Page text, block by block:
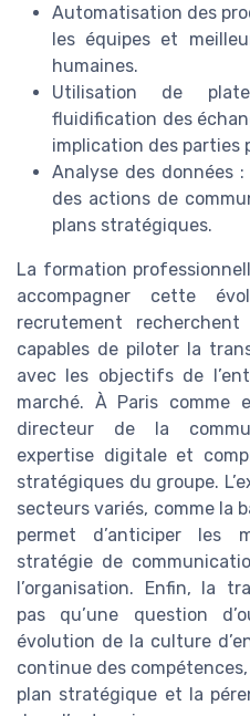
Automatisation des
les équipes et
humaines.
Utilisation de
fluidification des
implication des parties
Analyse des données
des actions de
plans stratégiques.
La formation
accompagner cette
recrutement
capables de piloter la
avec les objectifs de
marché. À Paris comme
directeur de la
expertise digitale et
stratégiques du groupe.
secteurs variés, comme la
permet d’anticiper les
stratégie de
l’organisation. Enfin, la
pas qu’une question
évolution de la culture
continue des
plan stratégique et la